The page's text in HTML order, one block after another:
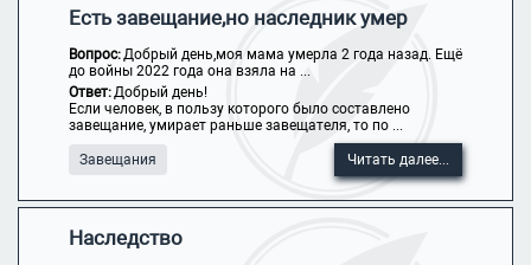
Есть завещание,но наследник умер
Вопрос:Добрый день,моя мама умерла 2 года назад. Ещё
до войны 2022 года она взяла на ...
Ответ:Добрый день!
Если человек, в пользу которого было составлено
завещание, умирает раньше завещателя, то по ...
Завещания Читать далее...
Наследство